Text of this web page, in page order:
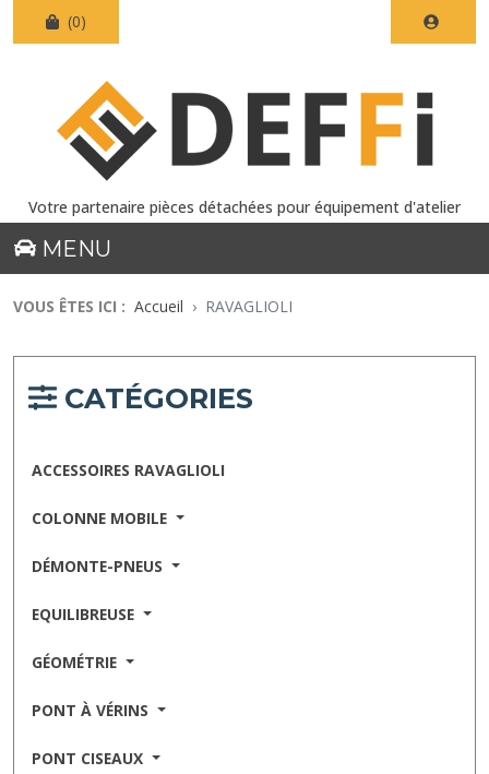
(0)
Votre partenaire pièces détachées pour équipement d'atelier
MENU
VOUS ÊTES ICI : Accueil RAVAGLIOLI
CATÉGORIES
ACCESSOIRES RAVAGLIOLI
COLONNE MOBILE
DÉMONTE-PNEUS
EQUILIBREUSE
GÉOMÉTRIE
PONT À VÉRINS
PONT CISEAUX